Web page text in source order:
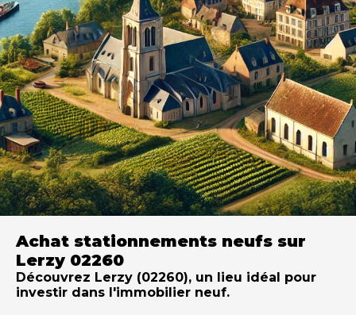
Achat stationnements neufs sur
Lerzy 02260
Découvrez Lerzy (02260), un lieu idéal pour
investir dans l'immobilier neuf.